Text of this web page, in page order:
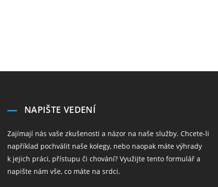
NAPIŠTE VEDENÍ
Zajímají nás vaše zkušenosti a názor na naše služby. Chcete-li
například pochválit naše kolegy, nebo naopak máte výhrady
k jejich práci, přístupu či chování? Využijte tento formulář a
napište nám vše, co máte na srdci.